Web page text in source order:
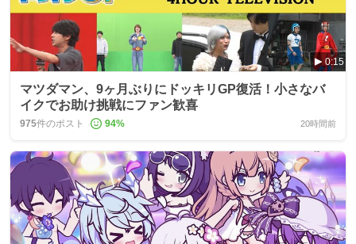
0:15
マツダマン、9ヶ月ぶりにドッキリGP復活！小さなバ
イクでお助け挑戦にファン歓喜
975件のポスト 94% 20時間前